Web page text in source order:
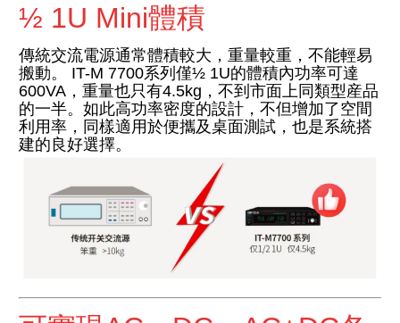
½ 1U Mini體積
傳統交流電源通常體積較大，重量較重，不能輕易
搬動。 IT-M 7700系列僅½ 1U的體積內功率可達
600VA，重量也只有4.5kg，不到市面上同類型産品
的一半。如此高功率密度的設計，不但增加了空間
利用率，同樣適用於便攜及桌面測試，也是系統搭
建的良好選擇。